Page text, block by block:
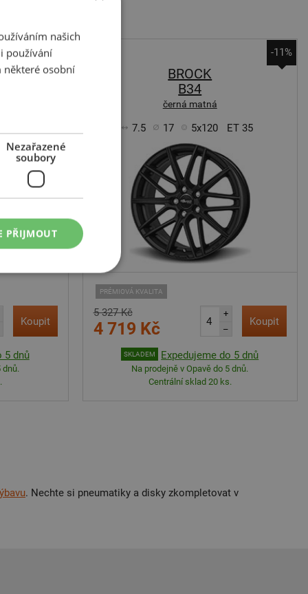
-11%
Koupit
5 dnů
dnů.
-11%
BROCK
B34
černá matná
7.5 17 5x120 ET 35
PRÉMIOVÁ KVALITA
5 327 Kč
4 719 Kč
+
–
Koupit
SKLADEM Expedujeme do 5 dnů
Na prodejně v Opavě do 5 dnů.
Centrální sklad 20 ks.
. Nechte si pneumatiky a disky zkompletovat v
našich
používání
některé osobní
Nezařazené
soubory
PŘIJMOUT